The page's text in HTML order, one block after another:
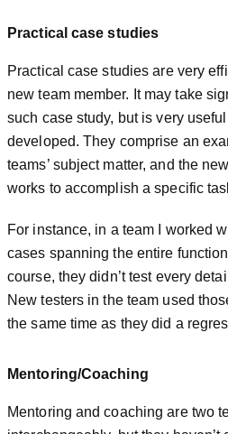
Practical case studies
Practical case studies are very
new team member. It may take
such case study, but is very
developed. They comprise an
teams’ subject matter, and the
works to accomplish a specific
For instance, in a team I worked
cases spanning the entire
course, they didn’t test every
New testers in the team used
the same time as they did a
Mentoring/Coaching
Mentoring and coaching are two